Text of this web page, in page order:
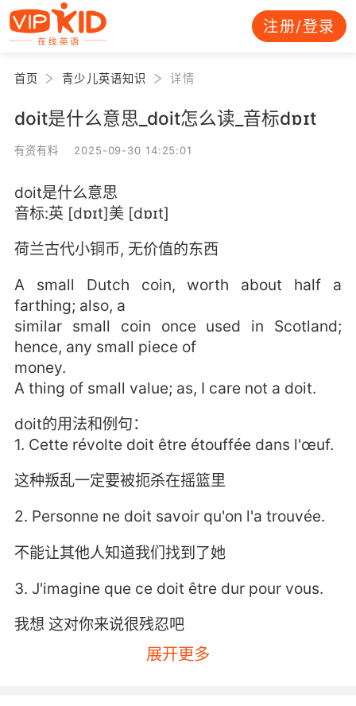
注册/登录
首页 青少儿英语知识 详情
doit是什么意思_doit怎么读_音标dɒɪt
有资有料 2025-09-30 14:25:01
doit是什么意思
音标:英 [dɒɪt]美 [dɒɪt]
荷兰古代小铜币, 无价值的东西
A small Dutch coin, worth about half a
farthing; also, a
similar small coin once used in Scotland;
hence, any small piece of
money.
A thing of small value; as, I care not a doit.
doit的用法和例句：
1. Cette révolte doit être étouffée dans l'œuf.
这种叛乱一定要被扼杀在摇篮里
2. Personne ne doit savoir qu'on l'a trouvée.
不能让其他人知道我们找到了她
3. J'imagine que ce doit être dur pour vous.
我想 这对你来说很残忍吧
4. Louis doit comprendre que la partie est
展开更多